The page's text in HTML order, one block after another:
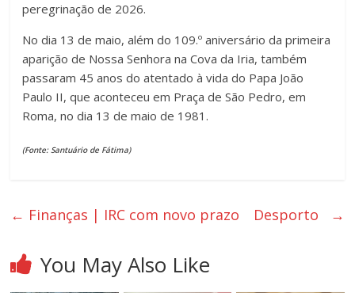
peregrinação de 2026.
No dia 13 de maio, além do 109.º aniversário da primeira
aparição de Nossa Senhora na Cova da Iria, também
passaram 45 anos do atentado à vida do Papa João
Paulo II, que aconteceu em Praça de São Pedro, em
Roma, no dia 13 de maio de 1981.
(Fonte: Santuário de Fátima)
← Finanças | IRC com novo prazo Desporto →
You May Also Like